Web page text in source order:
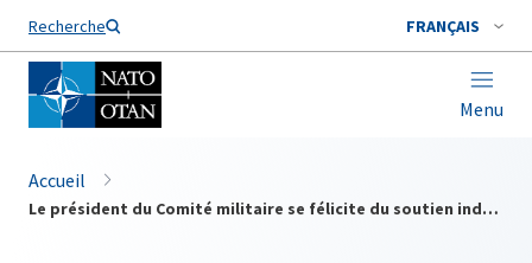
Recherche FRANÇAIS
Menu
Nom de famille*
Accueil
Le président du Comité militaire se félicite du soutien indéfectible de l’Islande à l’OTAN